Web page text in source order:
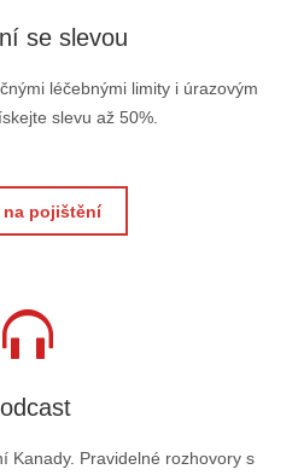
se slevou
léčebnými limity i úrazovým
slevu až 50%.
na pojištění
Kanady. Pravidelné rozhovory s